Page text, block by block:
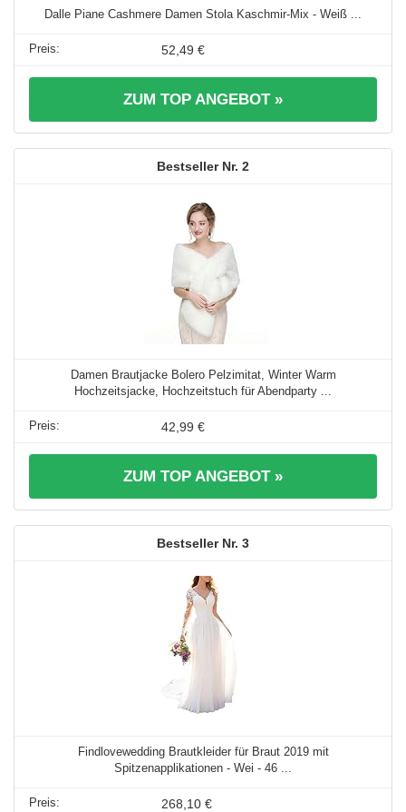
Dalle Piane Cashmere Damen Stola Kaschmir-Mix - Weiß ...
52,49 €
ZUM TOP ANGEBOT »
2
Damen Brautjacke Bolero Pelzimitat, Winter Warm
Hochzeitsjacke, Hochzeitstuch für Abendparty ...
42,99 €
ZUM TOP ANGEBOT »
3
Findlovewedding Brautkleider für Braut 2019 mit
Spitzenapplikationen - Wei - 46 ...
268,10 €